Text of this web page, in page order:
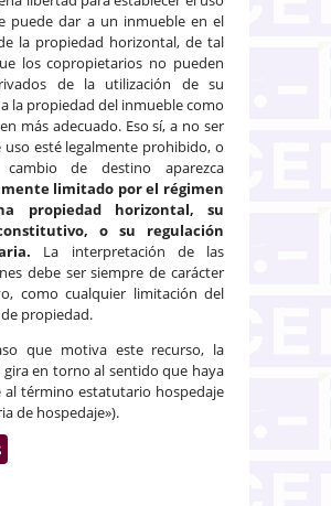
puede dar a un inmueble en el
la propiedad horizontal, de tal
los copropietarios no pueden
de la utilización de su
la propiedad del inmueble como
más adecuado. Eso sí, a no ser
uso esté legalmente prohibido, o
de destino aparezca
limitado por el régimen
propiedad horizontal, su
o su regulación
La interpretación de las
debe ser siempre de carácter
como cualquier limitación del
propiedad.
que motiva este recurso, la
en torno al sentido que haya
al término estatutario hospedaje
de hospedaje»).